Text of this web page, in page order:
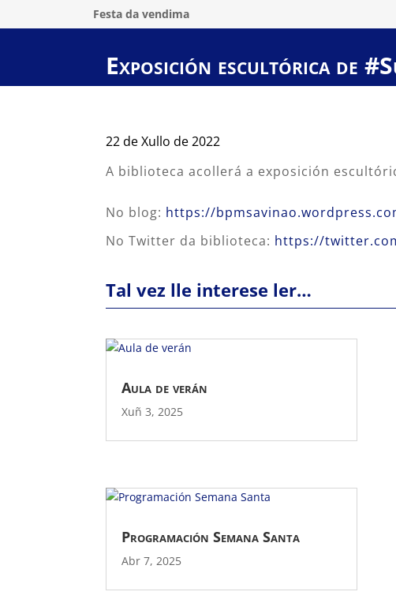
Festa da vendima
Exposición escultórica de
22 de Xullo de 2022
A biblioteca acollerá a exposición
No blog: https://
No Twitter da biblioteca: https://
Tal vez lle interese ler…
Aula de verán
Xuñ 3, 2025
Programación Semana Santa
Abr 7, 2025